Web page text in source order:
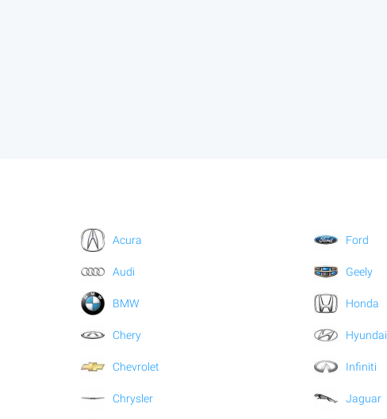
Acura
Audi
BMW
Chery
Chevrolet
Chrysler
Ford
Geely
Honda
Hyundai
Infiniti
Jaguar